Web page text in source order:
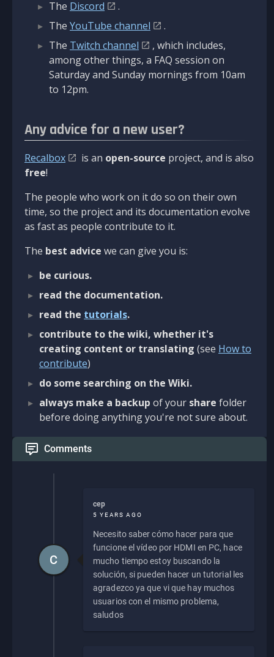
The Discord
.
The YouTube channel
.
The Twitch channel
, which includes,
among other things, a FAQ session on
Saturday and Sunday mornings from 10am
to 12pm.
Any advice for a new user?
Recalbox is an open-source project, and is also
free!
The people who work on it do so on their own
time, so the project and its documentation evolve
as fast as people contribute to it.
The best advice we can give you is:
be curious.
read the documentation.
read the tutorials.
contribute to the wiki, whether it's
creating content or translating (see How to
contribute)
do some searching on the Wiki.
always make a backup of your share folder
before doing anything you're not sure about.
Comments
cep
5 YEARS AGO
Necesito saber cómo hacer para que
funcione el vídeo por HDMI en PC, hace
mucho tiempo estoy buscando la
solución, si pueden hacer un tutorial les
agradezco ya que vi que hay muchos
usuarios con el mismo problema,
saludos
C